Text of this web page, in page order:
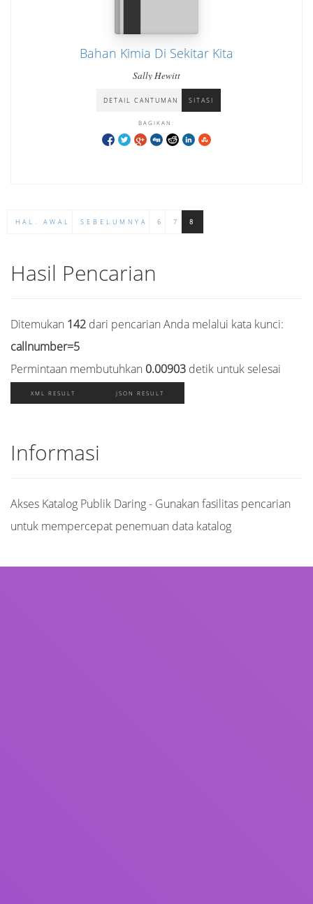
Bahan Kimia Di Sekitar Kita
Sally Hewitt
DETAIL CANTUMAN SITASI
BAGIKAN:
HAL. AWAL SEBELUMNYA 6 7 8
Hasil Pencarian
Ditemukan 142 dari pencarian Anda melalui kata kunci:
callnumber=5
Permintaan membutuhkan 0.00903 detik untuk selesai
XML RESULT JSON RESULT
Informasi
Akses Katalog Publik Daring - Gunakan fasilitas pencarian
untuk mempercepat penemuan data katalog